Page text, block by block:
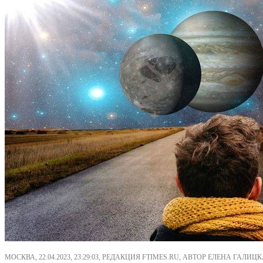
МОСКВА, 22.04.2023, 23:29:03, РЕДАКЦИЯ FTIMES.RU, АВТОР ЕЛЕНА